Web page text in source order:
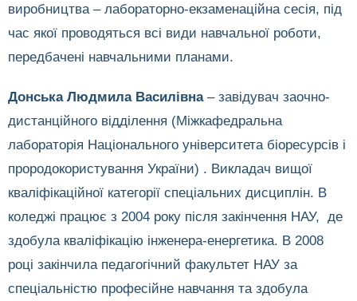
виробництва – лабораторно-екзаменаційна сесія, під
час якої проводяться всі види навчальної роботи,
передбачені навчальними планами.
Донська Людмила Василівна– завідувач заочно-
дистанційного відділення (Міжкафедральна
лабораторія Національного університета біоресурсів і
прородокористування України) . Викладач вищої
кваліфікаційної категорії спеціальних дисциплін. В
коледжі працює з 2004 року після закінчення НАУ, де
здобула кваліфікацію інженера-енергетика. В 2008
році закінчила педагогічний факультет НАУ за
спеціальністю професійне навчання та здобула